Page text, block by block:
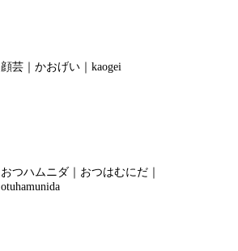
顔芸｜かおげい｜kaogei
おつハムニダ｜おつはむにだ｜
otuhamunida